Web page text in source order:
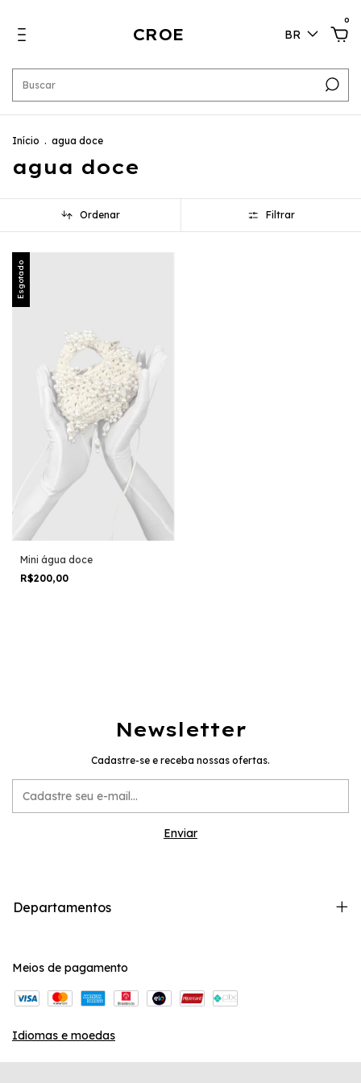
CROE BR
0
Início . agua doce
agua doce
Ordenar Filtrar
Esgotado
Mini água doce
R$200,00
Newsletter
Cadastre-se e receba nossas ofertas.
Departamentos
Meios de pagamento
Idiomas e moedas